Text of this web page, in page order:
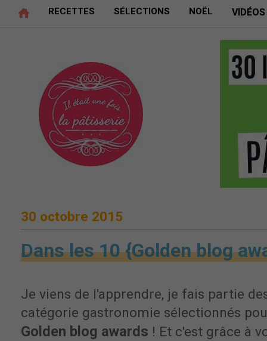
RECETTES SÉLECTIONS NOËL VIDÉOS
30 octobre 2015
Dans les 10 {Golden blog
Je viens de l'apprendre, je fais partie
catégorie gastronomie sélectionnés
Golden blog awards ! Et c'est grâce à